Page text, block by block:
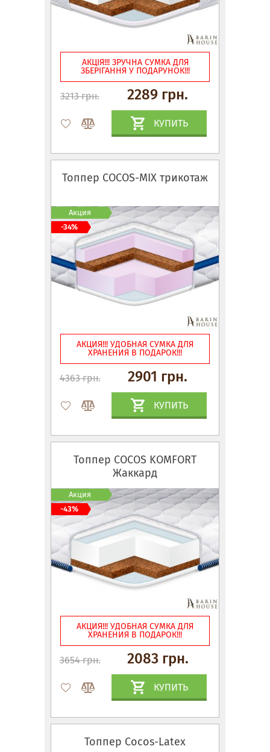
АКЦІЯ!!! ЗРУЧНА СУМКА ДЛЯ
ЗБЕРІГАННЯ У ПОДАРУНОК!!!
3213 грн. 2289 грн.
КУПИТЬ
Топпер COCOS-MIX трикотаж
АКЦИЯ!!! УДОБНАЯ СУМКА ДЛЯ
ХРАНЕНИЯ В ПОДАРОК!!!
4363 грн. 2901 грн.
КУПИТЬ
Акция
-34%
Топпер COCOS KOMFORT
Жаккард
АКЦИЯ!!! УДОБНАЯ СУМКА ДЛЯ
ХРАНЕНИЯ В ПОДАРОК!!!
3654 грн. 2083 грн.
КУПИТЬ
Акция
-43%
Топпер Cocos-Latex